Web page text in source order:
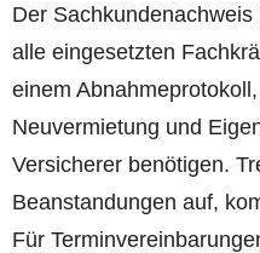
Der
alle eingesetzten
einem
Neuvermietung und
Versicherer benötigen.
Beanstandungen auf,
Für